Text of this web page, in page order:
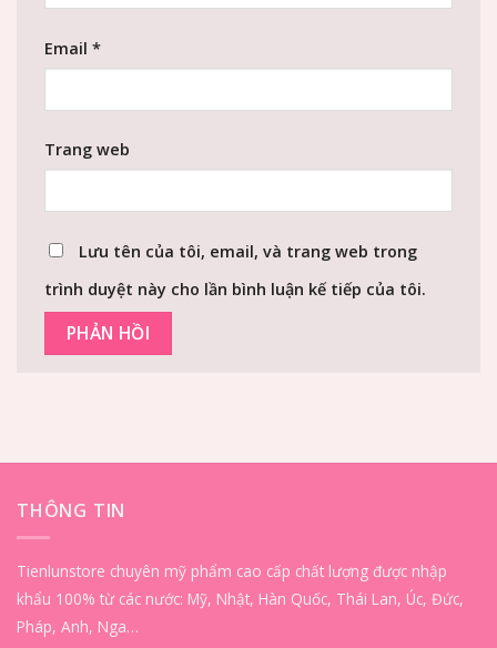
Email *
Trang web
Lưu tên của tôi, email, và trang web trong
trình duyệt này cho lần bình luận kế tiếp của tôi.
THÔNG TIN
Tienlunstore chuyên mỹ phẩm cao cấp chất lượng được nhập
khẩu 100% từ các nước: Mỹ, Nhật, Hàn Quốc, Thái Lan, Úc, Đức,
Pháp, Anh, Nga…